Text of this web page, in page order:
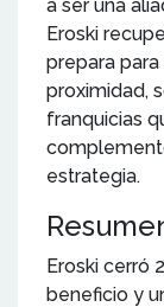
a ser una
Eroski
prepara
proximidad,
franquicias
estrategia.
Eroski cerró
beneficio y